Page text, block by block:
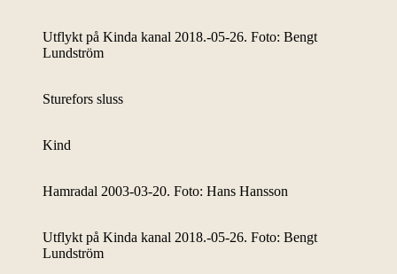
Utflykt på Kinda kanal 2018.-05-26. Foto: Bengt
Lundström
Sturefors sluss
Kind
Hamradal 2003-03-20. Foto: Hans Hansson
Utflykt på Kinda kanal 2018.-05-26. Foto: Bengt
Lundström